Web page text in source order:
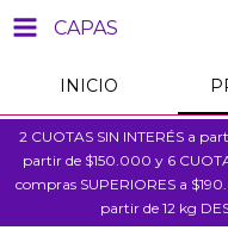
CAPAS
INICIO
2 CUOTAS SIN INTERÉS a
partir de $150.000 y 6
compras SUPERIORES a
partir de 12 kg